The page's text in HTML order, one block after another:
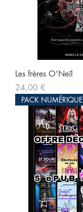
Les frères O'Neïl
Prix
24,00 €
PACK NUMÉRIQUE